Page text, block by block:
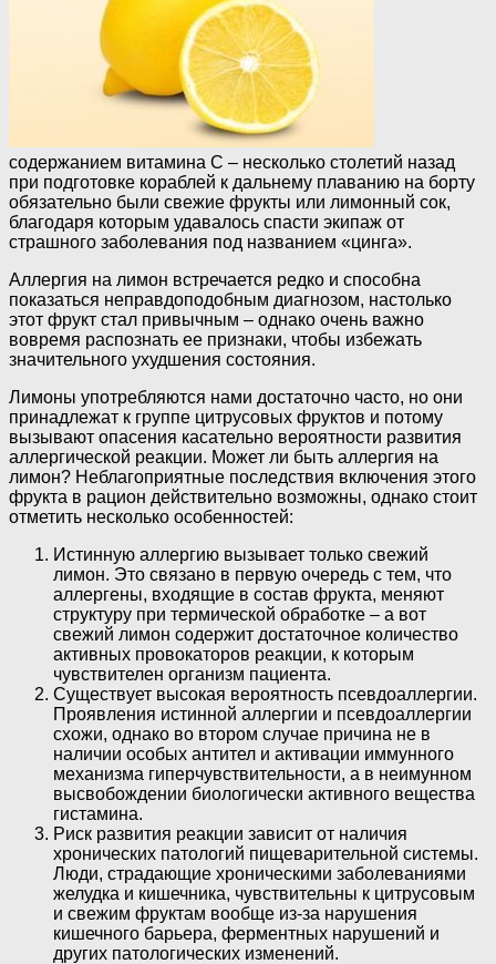
содержанием витамина C – несколько столетий назад
при подготовке кораблей к дальнему плаванию на борту
обязательно были свежие фрукты или лимонный сок,
благодаря которым удавалось спасти экипаж от
страшного заболевания под названием «цинга».
Аллергия на лимон встречается редко и способна
показаться неправдоподобным диагнозом, настолько
этот фрукт стал привычным – однако очень важно
вовремя распознать ее признаки, чтобы избежать
значительного ухудшения состояния.
Лимоны употребляются нами достаточно часто, но они
принадлежат к группе цитрусовых фруктов и потому
вызывают опасения касательно вероятности развития
аллергической реакции. Может ли быть аллергия на
лимон? Неблагоприятные последствия включения этого
фрукта в рацион действительно возможны, однако стоит
отметить несколько особенностей:
Истинную аллергию вызывает только свежий
лимон. Это связано в первую очередь с тем, что
аллергены, входящие в состав фрукта, меняют
структуру при термической обработке – а вот
свежий лимон содержит достаточное количество
активных провокаторов реакции, к которым
чувствителен организм пациента.
Существует высокая вероятность псевдоаллергии.
Проявления истинной аллергии и псевдоаллергии
схожи, однако во втором случае причина не в
наличии особых антител и активации иммунного
механизма гиперчувствительности, а в неимунном
высвобождении биологически активного вещества
гистамина.
Риск развития реакции зависит от наличия
хронических патологий пищеварительной системы.
Люди, страдающие хроническими заболеваниями
желудка и кишечника, чувствительны к цитрусовым
и свежим фруктам вообще из-за нарушения
кишечного барьера, ферментных нарушений и
других патологических изменений.